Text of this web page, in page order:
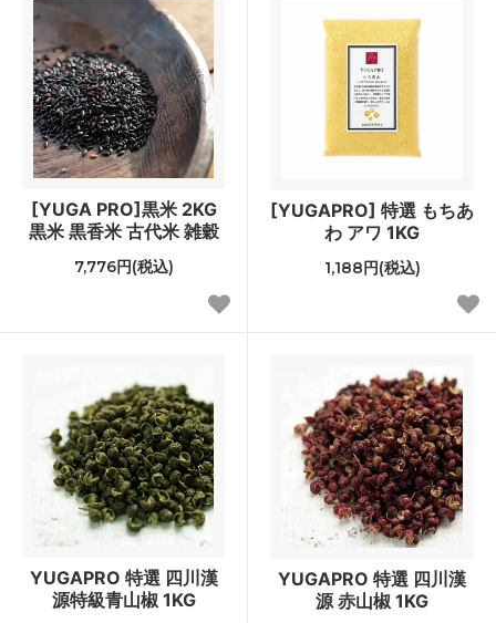
[YUGA PRO]黒米 2KG
黒米 黒香米 古代米 雑穀
7,776円(税込)
[YUGAPRO] 特選 もちあ
わ アワ 1KG
1,188円(税込)
YUGAPRO 特選 四川漢
源特級青山椒 1KG
YUGAPRO 特選 四川漢
源 赤山椒 1KG